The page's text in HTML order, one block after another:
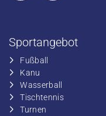
Sportangebot
Fußball
​Kanu
​Wasserball
​Tischtennis
​​Turnen